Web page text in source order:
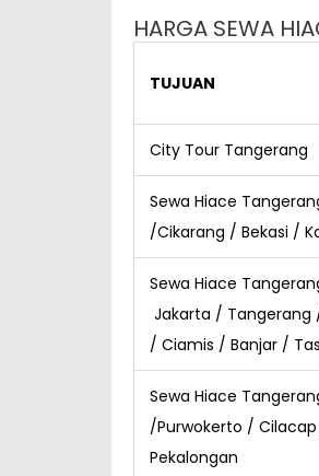
HARGA SEWA
TUJUAN
City Tour Tangerang
Sewa Hiace
/Cikarang / Bekasi /
Sewa Hiace
Jakarta / Tangerang
/ Ciamis / Banjar /
Sewa Hiace
/Purwokerto /
Pekalongan